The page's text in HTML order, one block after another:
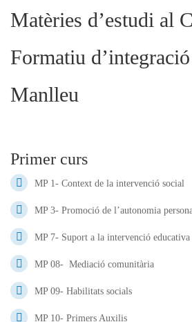
Matèries d’estudi al
Formatiu
Manlleu
Primer curs
MP 1- Context de la intervenció social
MP 3- Promoció de l’autonomia
MP 7- Suport a la intervenció educativa
MP 08- Mediació comunitària
MP 09- Habilitats socials
MP 10- Primers Auxilis